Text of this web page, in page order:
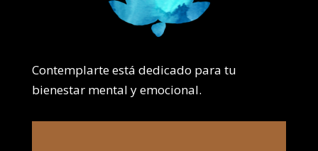
Contemplarte está dedicado para tu
bienestar mental y emocional.